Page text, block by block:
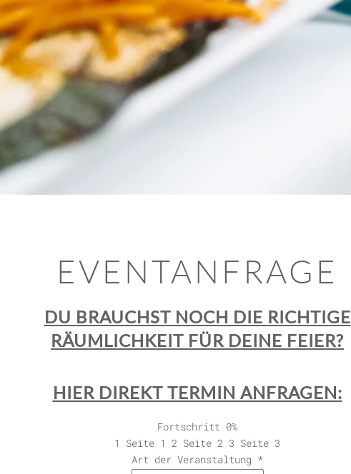
EVENTANFRAGE
DU BRAUCHST NOCH DIE RICHTIGE
RÄUMLICHKEIT FÜR DEINE FEIER?
HIER DIREKT TERMIN ANFRAGEN:
Fortschritt 0%
1
Seite 1 2 Seite 2 3 Seite 3
Art der Veranstaltung *